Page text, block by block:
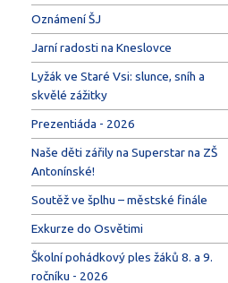
Oznámení ŠJ
Jarní radosti na Kneslovce
Lyžák ve Staré Vsi: slunce, sníh a
skvělé zážitky
Prezentiáda - 2026
Naše děti zářily na Superstar na ZŠ
Antonínské!
Soutěž ve šplhu – městské finále
Exkurze do Osvětimi
Školní pohádkový ples žáků 8. a 9.
ročníku - 2026